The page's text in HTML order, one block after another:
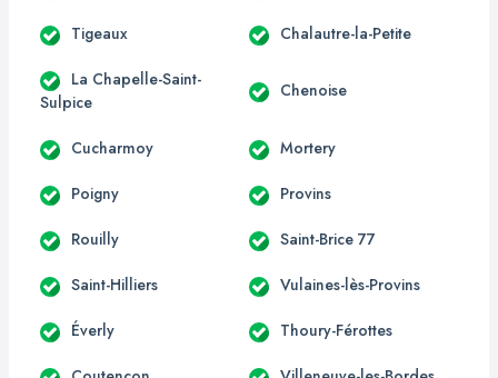
Tigeaux Chalautre-la-Petite
La Chapelle-Saint-
Sulpice
Chenoise
Cucharmoy Mortery
Poigny Provins
Rouilly Saint-Brice 77
Saint-Hilliers Vulaines-lès-Provins
Éverly Thoury-Férottes